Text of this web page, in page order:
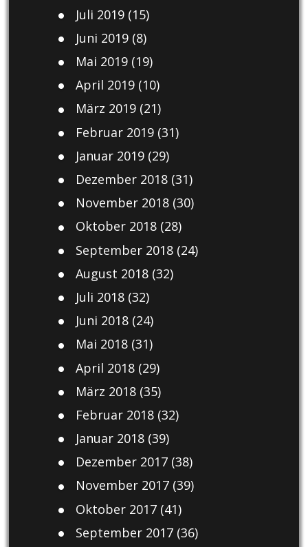
Juli 2019(15)
Juni 2019(8)
Mai 2019(19)
April 2019(10)
März 2019(21)
Februar 2019(31)
Januar 2019(29)
Dezember 2018(31)
November 2018(30)
Oktober 2018(28)
September 2018(24)
August 2018(32)
Juli 2018(32)
Juni 2018(24)
Mai 2018(31)
April 2018(29)
März 2018(35)
Februar 2018(32)
Januar 2018(39)
Dezember 2017(38)
November 2017(39)
Oktober 2017(41)
September 2017(36)